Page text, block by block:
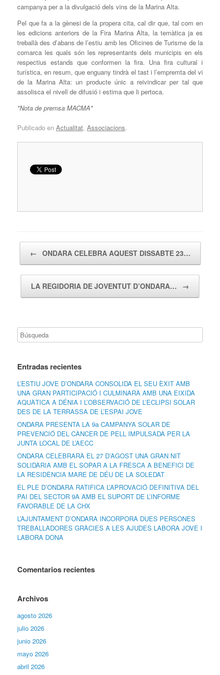
campanya per a la divulgació dels vins de la Marina Alta.
Pel que fa a la gènesi de la propera cita, cal dir que, tal com en
les edicions anteriors de la Fira Marina Alta, la temàtica ja es
treballà des d’abans de l’estiu amb les Oficines de Turisme de la
comarca les quals són les representants dels municipis en els
respectius estands que conformen la fira. Una fira cultural i
turística, en resum, que enguany tindrà el tast i l’empremta del vi
de la Marina Alta: un producte únic a reivindicar per tal que
assolisca el nivell de difusió i estima que li pertoca.
*Nota de premsa MACMA*
Publicado en Actualitat, Associacions.
← ONDARA CELEBRA AQUEST DISSABTE 23…
LA REGIDORIA DE JOVENTUT D’ONDARA… →
Entradas recientes
L’ESTIU JOVE D’ONDARA CONSOLIDA EL SEU ÈXIT AMB
UNA GRAN PARTICIPACIÓ I CULMINARÀ AMB UNA EIXIDA
AQUÀTICA A DÉNIA I L’OBSERVACIÓ DE L’ECLIPSI SOLAR
DES DE LA TERRASSA DE L’ESPAI JOVE
ONDARA PRESENTA LA 9a CAMPANYA SOLAR DE
PREVENCIÓ DEL CÀNCER DE PELL IMPULSADA PER LA
JUNTA LOCAL DE L’AECC
ONDARA CELEBRARÀ EL 27 D’AGOST UNA GRAN NIT
SOLIDÀRIA AMB EL SOPAR A LA FRESCA A BENEFICI DE
LA RESIDÈNCIA MARE DE DÉU DE LA SOLEDAT
EL PLE D’ONDARA RATIFICA L’APROVACIÓ DEFINITIVA DEL
PAI DEL SECTOR 9A AMB EL SUPORT DE L’INFORME
FAVORABLE DE LA CHX
L’AJUNTAMENT D’ONDARA INCORPORA DUES PERSONES
TREBALLADORES GRÀCIES A LES AJUDES LABORA JOVE I
LABORA DONA
Comentarios recientes
Archivos
agosto 2026
julio 2026
junio 2026
mayo 2026
abril 2026